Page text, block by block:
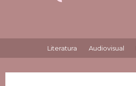
Literatura Audiovisual